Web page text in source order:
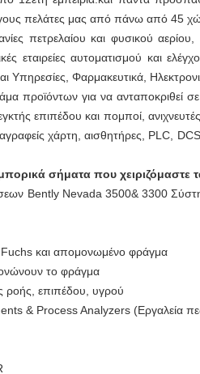
πελάτες μας από πάνω από 45
πετρελαίου και φυσικού
εταιρείες αυτοματισμού και
Υπηρεσίες, Φαρμακευτικά,
προϊόντων για να ανταποκριθεί
επιπέδου και πομποί,
χάρτη, αισθητήρες, PLC,
σήματα που χειριζόμαστε
Bently Nevada 3500& 3300
Fuchs και απομονωμένο φράγμα
το φράγμα
επιπέδου, υγρού
& Process Analyzers (Εργαλεία